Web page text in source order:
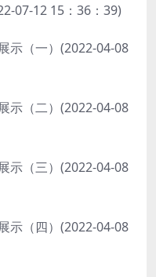
07-12 15：36：39)
示（一）(2022-04-08
示（二）(2022-04-08
示（三）(2022-04-08
示（四）(2022-04-08